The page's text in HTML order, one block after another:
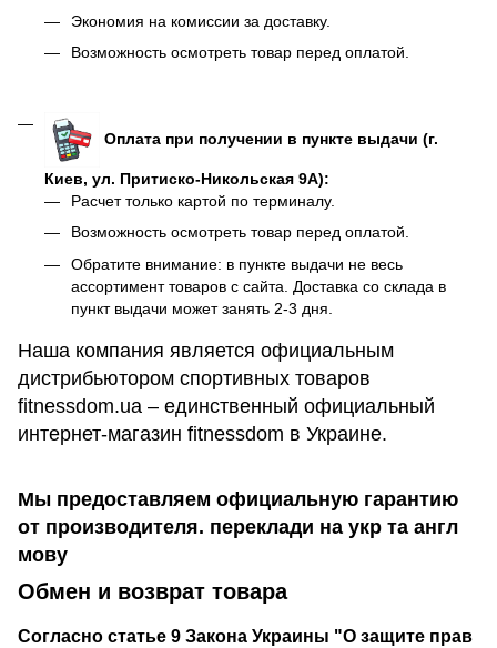
Экономия на комиссии за доставку.
Возможность осмотреть товар перед оплатой.
Оплата при получении в пункте выдачи (г.
Киев, ул. Притиско-Никольская 9А):
Расчет только картой по терминалу.
Возможность осмотреть товар перед оплатой.
Обратите внимание: в пункте выдачи не весь
ассортимент товаров с сайта. Доставка со склада в
пункт выдачи может занять 2-3 дня.
Наша компания является официальным
дистрибьютором спортивных товаров
fitnessdom.ua – единственный официальный
интернет-магазин fitnessdom в Украине.
Мы предоставляем официальную гарантию
от производителя. переклади на укр та англ
мову
Обмен и возврат товара
Согласно статье 9 Закона Украины "О защите прав